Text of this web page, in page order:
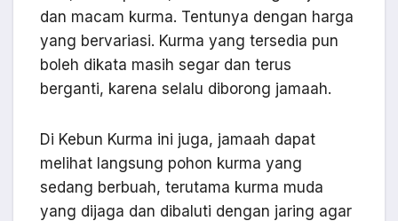
dan macam kurma. Tentunya dengan harga
yang bervariasi. Kurma yang tersedia pun
boleh dikata masih segar dan terus
berganti, karena selalu diborong jamaah.
Di Kebun Kurma ini juga, jamaah dapat
melihat langsung pohon kurma yang
sedang berbuah, terutama kurma muda
yang dijaga dan dibaluti dengan jaring agar